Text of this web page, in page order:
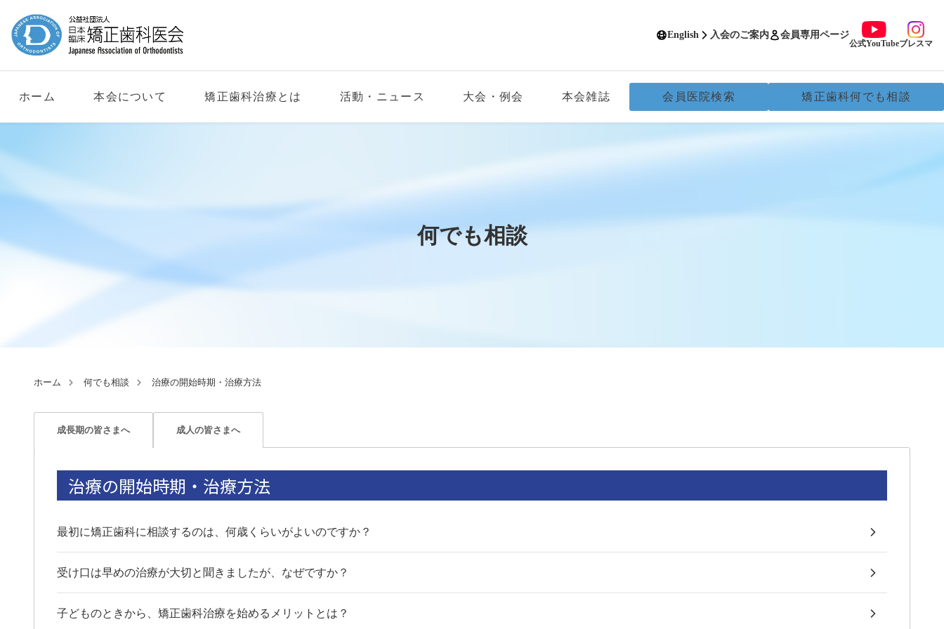
English 入会のご案内 会員専用ページ
公式YouTubeブレスマ
ホーム 本会について 矯正歯科治療とは 活動・ニュース 大会・例会 本会雑誌 会員医院検索 矯正歯科何でも相談
何でも相談
ホーム 何でも相談 治療の開始時期・治療方法
成長期の皆さまへ 成人の皆さまへ
治療の開始時期・治療方法
最初に矯正歯科に相談するのは、何歳くらいがよいのですか？
受け口は早めの治療が大切と聞きましたが、なぜですか？
子どものときから、矯正歯科治療を始めるメリットとは？